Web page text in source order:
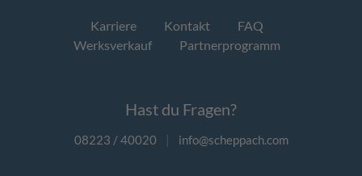
Karriere Kontakt
FAQ
Werksverkauf
Partnerprogramm
Hast du Fragen?
08223 / 40020 | info@scheppach.com